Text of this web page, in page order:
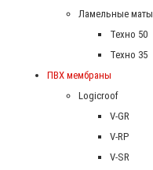
Ламельные маты
Техно 50
Техно 35
ПВХ мембраны
Logicroof
V-GR
V-RP
V-SR